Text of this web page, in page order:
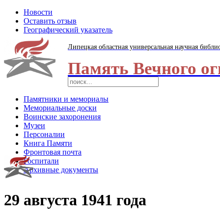
Новости
Оставить отзыв
Географический указатель
Липецкая областная универсальная научная
Память Вечного
Памятники и мемориалы
Мемориальные доски
Воинские захоронения
Музеи
Персоналии
Книга Памяти
Фронтовая почта
Госпитали
Архивные документы
29 августа 1941 года